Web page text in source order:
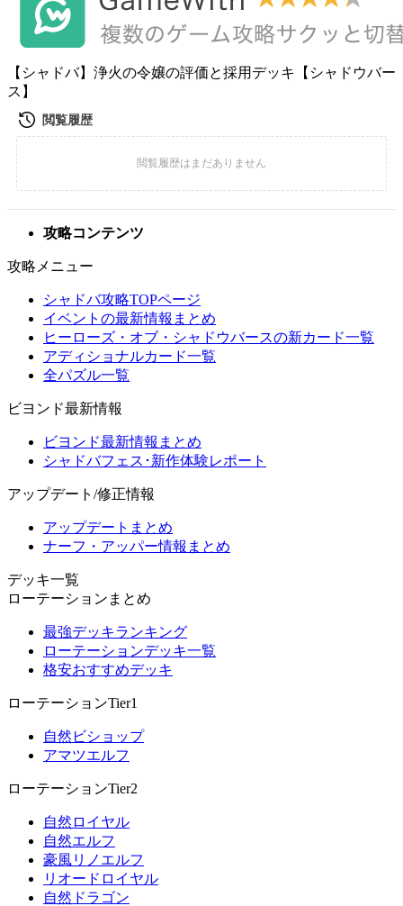
【シャドバ】浄火の令嬢の評価と採用デッキ【シャドウバー
ス】
攻略コンテンツ
攻略メニュー
シャドバ攻略TOPページ
イベントの最新情報まとめ
ヒーローズ・オブ・シャドウバースの新カード一覧
アディショナルカード一覧
全パズル一覧
ビヨンド最新情報
ビヨンド最新情報まとめ
シャドバフェス･新作体験レポート
アップデート/修正情報
アップデートまとめ
ナーフ・アッパー情報まとめ
デッキ一覧
ローテーションまとめ
最強デッキランキング
ローテーションデッキ一覧
格安おすすめデッキ
ローテーションTier1
自然ビショップ
アマツエルフ
ローテーションTier2
自然ロイヤル
自然エルフ
豪風リノエルフ
リオードロイヤル
自然ドラゴン